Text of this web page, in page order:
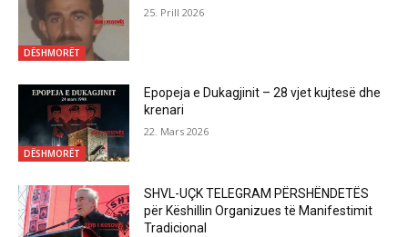
DËSHMORËT
25. Prill 2026
DËSHMORËT
Epopeja e Dukagjinit – 28 vjet kujtesë dhe
krenari
22. Mars 2026
SHVL-UÇK TELEGRAM PËRSHËNDETËS
për Këshillin Organizues të Manifestimit
Tradicional